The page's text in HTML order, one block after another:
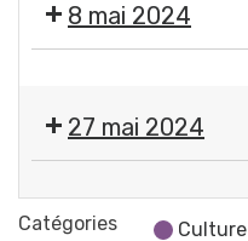
8 mai 2024
commémorative
de
la
Victoire
27 mai 2024
Réunion
Catégories
Culture